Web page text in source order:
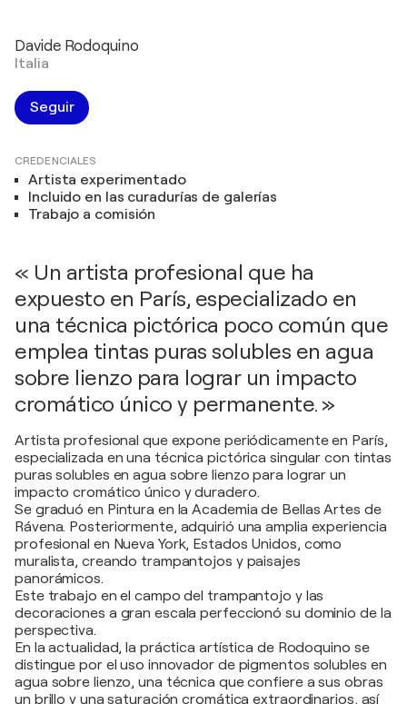
Davide Rodoquino
Italia
Seguir
CREDENCIALES
Artista experimentado
Incluido en las curadurías de galerías
Trabajo a comisión
« Un artista profesional que ha
expuesto en París, especializado en
una técnica pictórica poco común que
emplea tintas puras solubles en agua
sobre lienzo para lograr un impacto
cromático único y permanente. »
Artista profesional que expone periódicamente en París,
especializada en una técnica pictórica singular con tintas
puras solubles en agua sobre lienzo para lograr un
impacto cromático único y duradero.
Se graduó en Pintura en la Academia de Bellas Artes de
Rávena. Posteriormente, adquirió una amplia experiencia
profesional en Nueva York, Estados Unidos, como
muralista, creando trampantojos y paisajes
panorámicos.
Este trabajo en el campo del trampantojo y las
decoraciones a gran escala perfeccionó su dominio de la
perspectiva.
En la actualidad, la práctica artística de Rodoquino se
distingue por el uso innovador de pigmentos solubles en
agua sobre lienzo, una técnica que confiere a sus obras
un brillo y una saturación cromática extraordinarios, así